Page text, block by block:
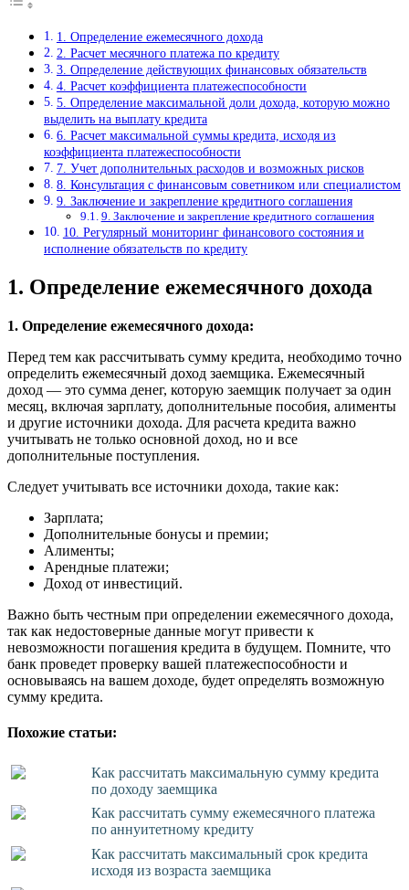
1. Определение ежемесячного дохода
2. Расчет месячного платежа по кредиту
3. Определение действующих финансовых обязательств
4. Расчет коэффициента платежеспособности
5. Определение максимальной доли дохода, которую можно
выделить на выплату кредита
6. Расчет максимальной суммы кредита, исходя из
коэффициента платежеспособности
7. Учет дополнительных расходов и возможных рисков
8. Консультация с финансовым советником или специалистом
9. Заключение и закрепление кредитного соглашения
9. Заключение и закрепление кредитного соглашения
10. Регулярный мониторинг финансового состояния и
исполнение обязательств по кредиту
1. Определение ежемесячного дохода
1. Определение ежемесячного дохода:
Перед тем как рассчитывать сумму кредита, необходимо точно
определить ежемесячный доход заемщика. Ежемесячный
доход — это сумма денег, которую заемщик получает за один
месяц, включая зарплату, дополнительные пособия, алименты
и другие источники дохода. Для расчета кредита важно
учитывать не только основной доход, но и все
дополнительные поступления.
Следует учитывать все источники дохода, такие как:
Зарплата;
Дополнительные бонусы и премии;
Алименты;
Арендные платежи;
Доход от инвестиций.
Важно быть честным при определении ежемесячного дохода,
так как недостоверные данные могут привести к
невозможности погашения кредита в будущем. Помните, что
банк проведет проверку вашей платежеспособности и
основываясь на вашем доходе, будет определять возможную
сумму кредита.
Похожие статьи:
Как рассчитать максимальную сумму кредита
по доходу заемщика
Как рассчитать сумму ежемесячного платежа
по аннуитетному кредиту
Как рассчитать максимальный срок кредита
исходя из возраста заемщика